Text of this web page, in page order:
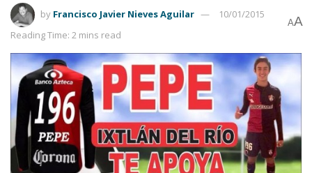
by Francisco Javier Nieves Aguilar
10/01/2015
Reading Time: 2 mins read
AA